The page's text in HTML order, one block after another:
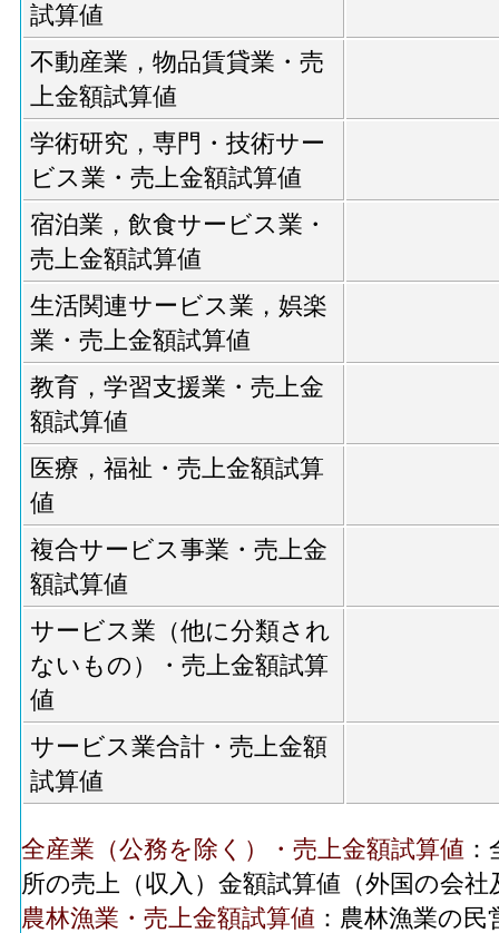
試算値
不動産業，物品賃貸業・売
上金額試算値
学術研究，専門・技術サー
ビス業・売上金額試算値
宿泊業，飲食サービス業・
売上金額試算値
生活関連サービス業，娯楽
業・売上金額試算値
教育，学習支援業・売上金
額試算値
医療，福祉・売上金額試算
値
複合サービス事業・売上金
額試算値
サービス業（他に分類され
ないもの）・売上金額試算
値
サービス業合計・売上金額
試算値
全産業（公務を除く）・売上金額試算値
所の売上（収入）金額試算値（外国の会
農林漁業・売上金額試算値 ：農林漁業の